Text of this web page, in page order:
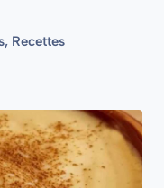
, Recettes